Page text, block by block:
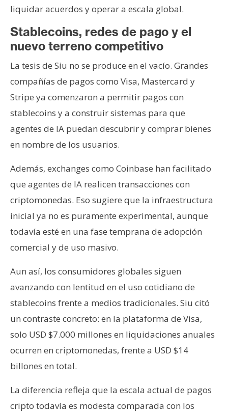
liquidar acuerdos y operar a escala global.
Stablecoins, redes de pago y el
nuevo terreno competitivo
La tesis de Siu no se produce en el vacío. Grandes
compañías de pagos como Visa, Mastercard y
Stripe ya comenzaron a permitir pagos con
stablecoins y a construir sistemas para que
agentes de IA puedan descubrir y comprar bienes
en nombre de los usuarios.
Además, exchanges como Coinbase han facilitado
que agentes de IA realicen transacciones con
criptomonedas. Eso sugiere que la infraestructura
inicial ya no es puramente experimental, aunque
todavía esté en una fase temprana de adopción
comercial y de uso masivo.
Aun así, los consumidores globales siguen
avanzando con lentitud en el uso cotidiano de
stablecoins frente a medios tradicionales. Siu citó
un contraste concreto: en la plataforma de Visa,
solo USD $7.000 millones en liquidaciones anuales
ocurren en criptomonedas, frente a USD $14
billones en total.
La diferencia refleja que la escala actual de pagos
cripto todavía es modesta comparada con los